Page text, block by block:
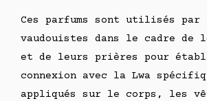
Ces parfums sont utilisés par
vaudouistes dans le cadre de
et de leurs prières pour
connexion avec la Lwa
appliqués sur le corps, les